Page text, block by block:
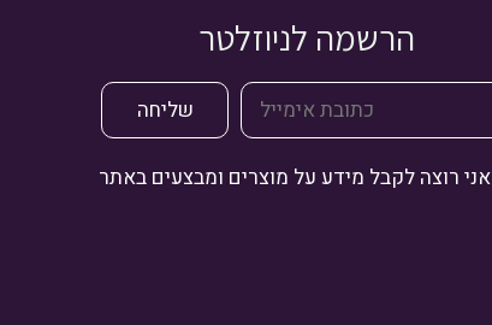
הרשמה לניוזלטר
אני רוצה לקבל מידע על מוצרים ומבצעים באתר